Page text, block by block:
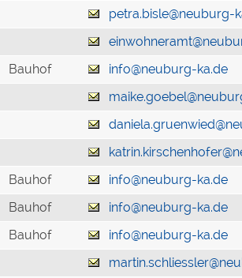
petra.bisle@neuburg-
Bauhof
info@neuburg-ka.de
Bauhof
info@neuburg-ka.de
Bauhof
info@neuburg-ka.de
Bauhof
info@neuburg-ka.de